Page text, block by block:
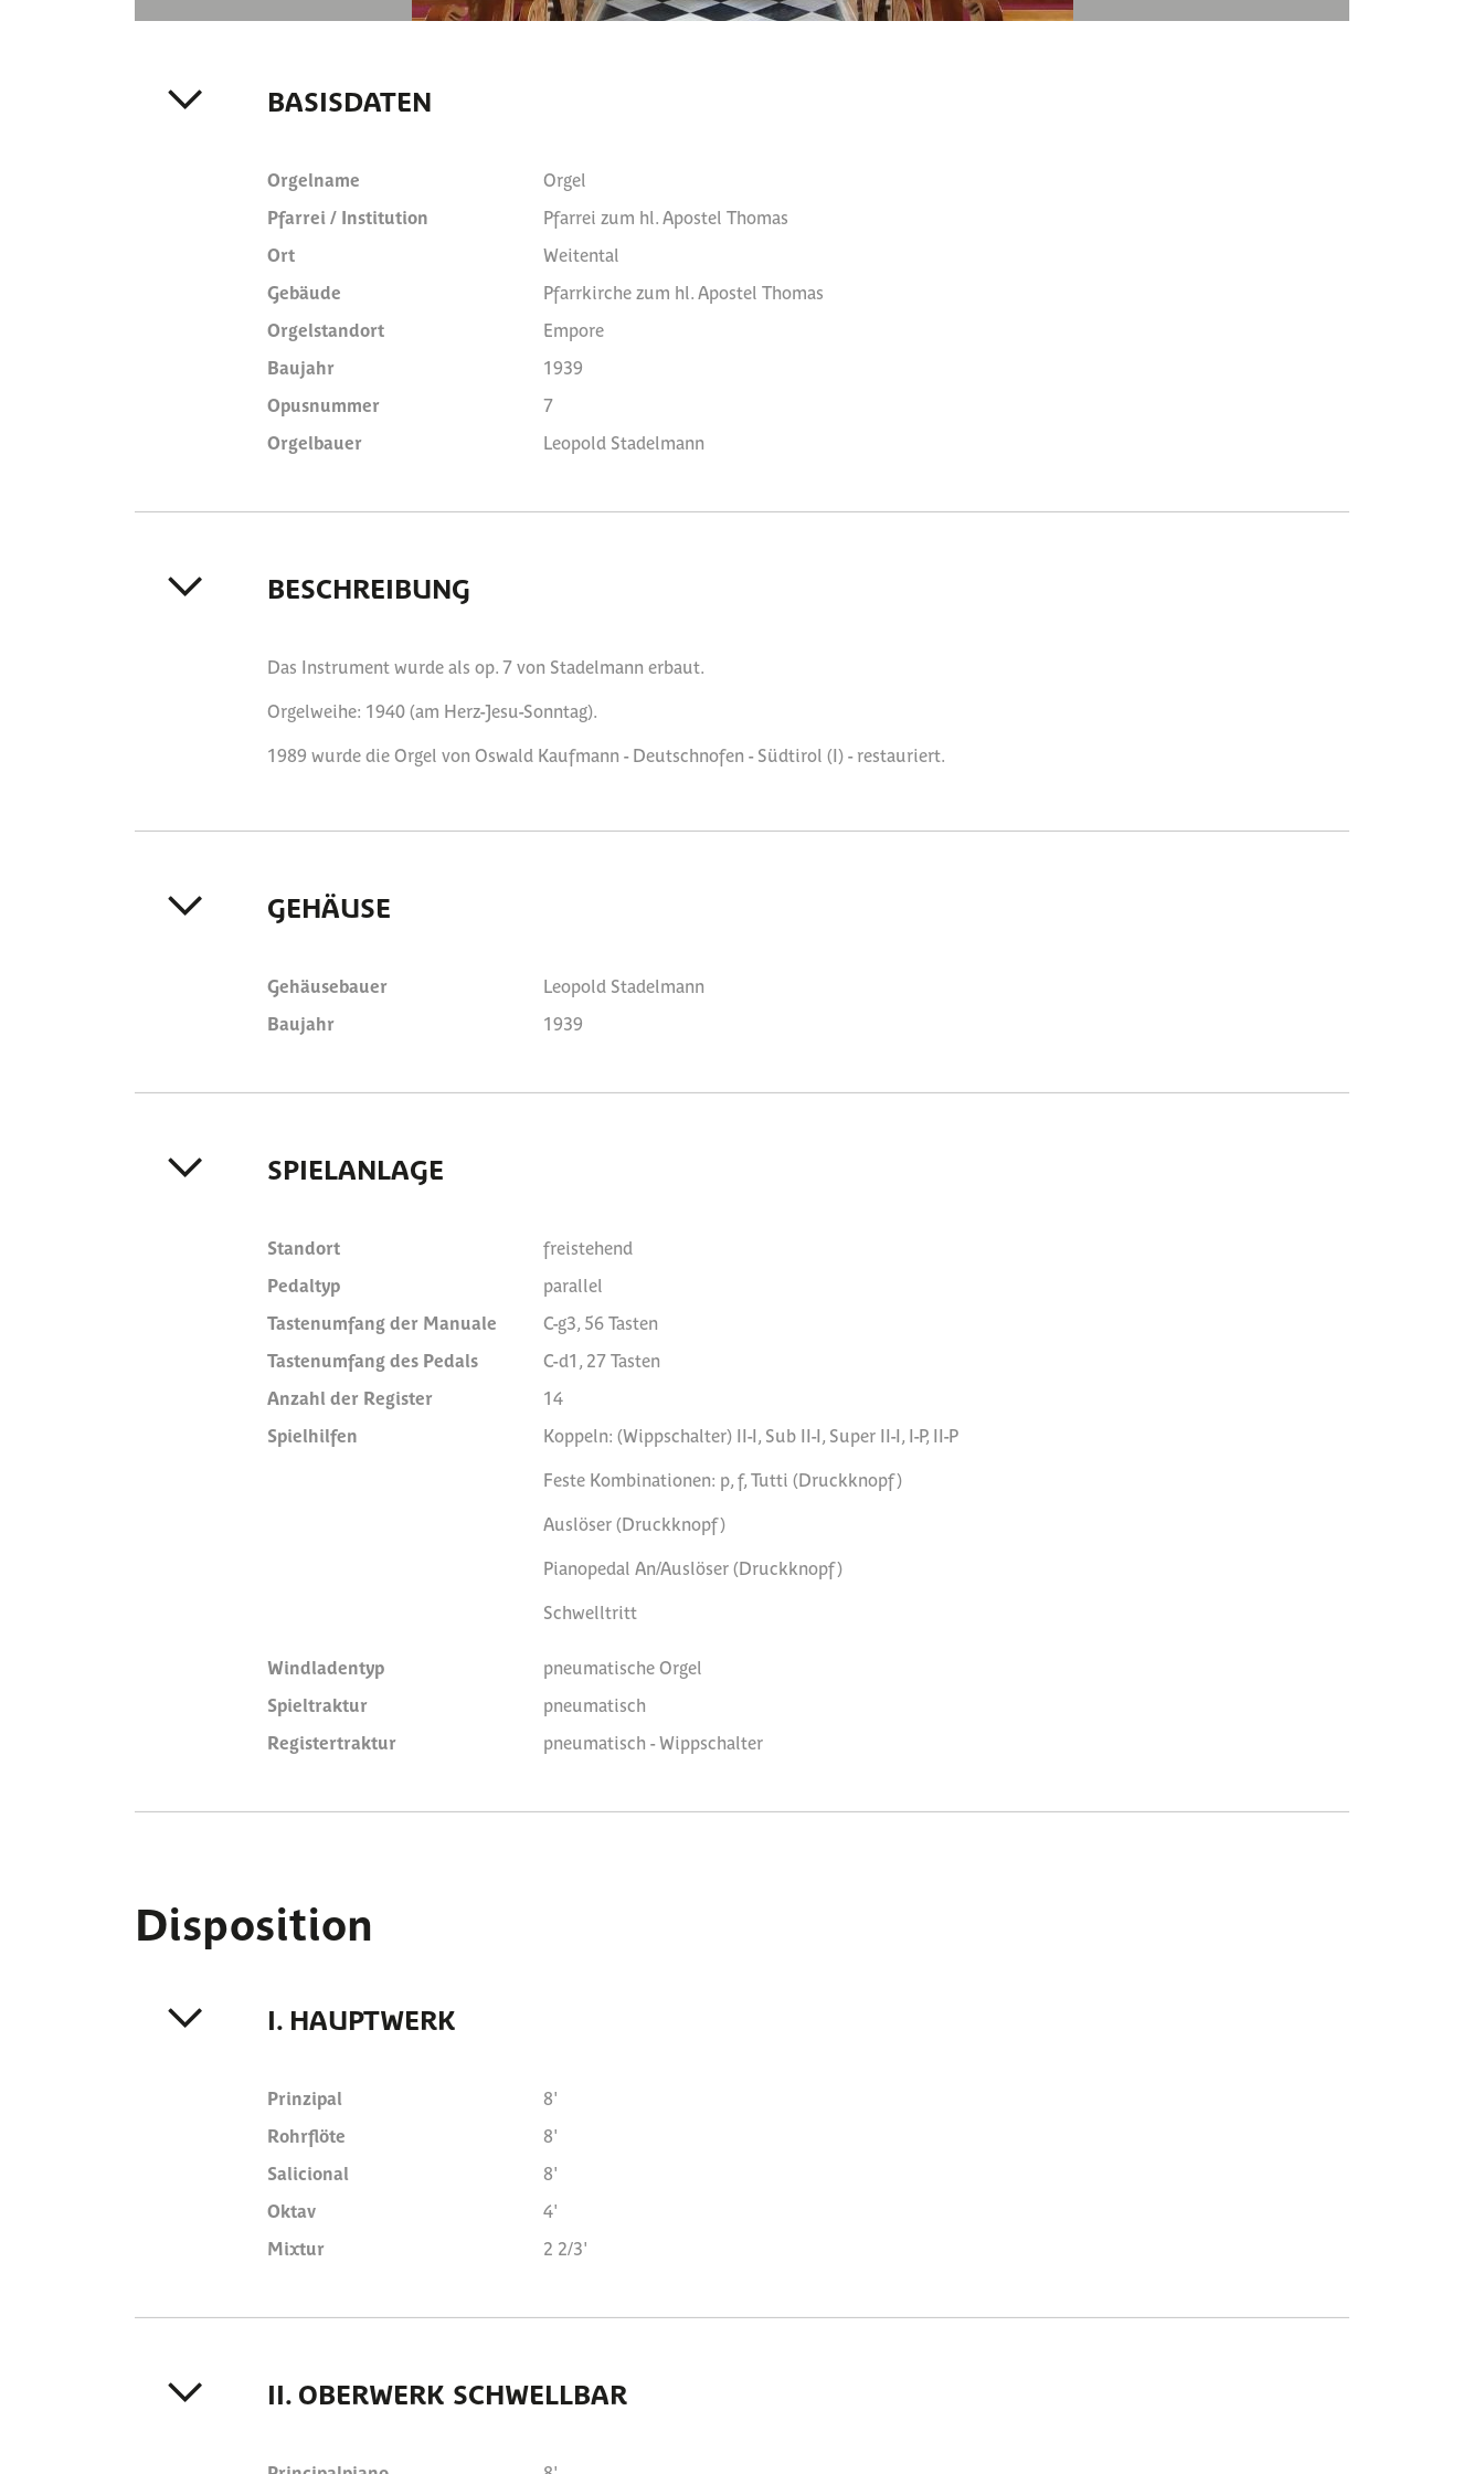
BASISDATEN
Orgelname
Orgel
Pfarrei / Institution
Pfarrei zum hl. Apostel Thomas
Ort
Weitental
Gebäude
Pfarrkirche zum hl. Apostel Thomas
Orgelstandort
Empore
Baujahr
1939
Opusnummer
7
Orgelbauer
Leopold Stadelmann
BESCHREIBUNG
Das Instrument wurde als op. 7 von Stadelmann erbaut.
Orgelweihe: 1940 (am Herz-Jesu-Sonntag).
1989 wurde die Orgel von Oswald Kaufmann - Deutschnofen - Südtirol (I) - restauriert.
GEHÄUSE
Gehäusebauer
Leopold Stadelmann
Baujahr
1939
SPIELANLAGE
Standort
freistehend
Pedaltyp
parallel
Tastenumfang der Manuale
C-g3, 56 Tasten
Tastenumfang des Pedals
C-d1, 27 Tasten
Anzahl der Register
14
Spielhilfen
Koppeln: (Wippschalter) II-I, Sub II-I, Super II-I, I-P, II-P
Feste Kombinationen: p, f, Tutti (Druckknopf)
Auslöser (Druckknopf)
Pianopedal An/Auslöser (Druckknopf)
Schwelltritt
Windladentyp
pneumatische Orgel
Spieltraktur
pneumatisch
Registertraktur
pneumatisch - Wippschalter
Disposition
I. HAUPTWERK
Prinzipal
8'
Rohrflöte
8'
Salicional
8'
Oktav
4'
Mixtur
2 2/3'
II. OBERWERK SCHWELLBAR